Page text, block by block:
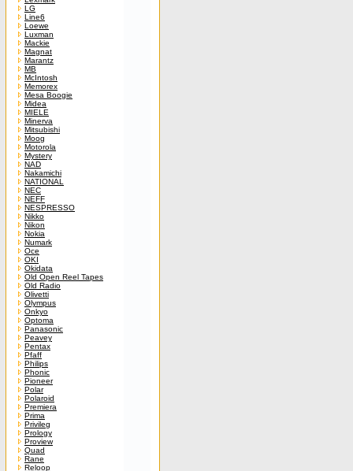
LG
Line6
Loewe
Luxman
Mackie
Magnat
Marantz
MB
McIntosh
Memorex
Mesa Boogie
Midea
MIELE
Minerva
Mitsubishi
Moog
Motorola
Mystery
NAD
Nakamichi
NATIONAL
NEC
NEFF
NESPRESSO
Nikko
Nikon
Nokia
Numark
Oce
OKI
Okidata
Old Open Reel Tapes
Old Radio
Olivetti
Olympus
Onkyo
Optoma
Panasonic
Peavey
Pentax
Pfaff
Philips
Phonic
Pioneer
Polar
Polaroid
Premiera
Prima
Privileg
Prology
Proview
Quad
Rane
Reloop